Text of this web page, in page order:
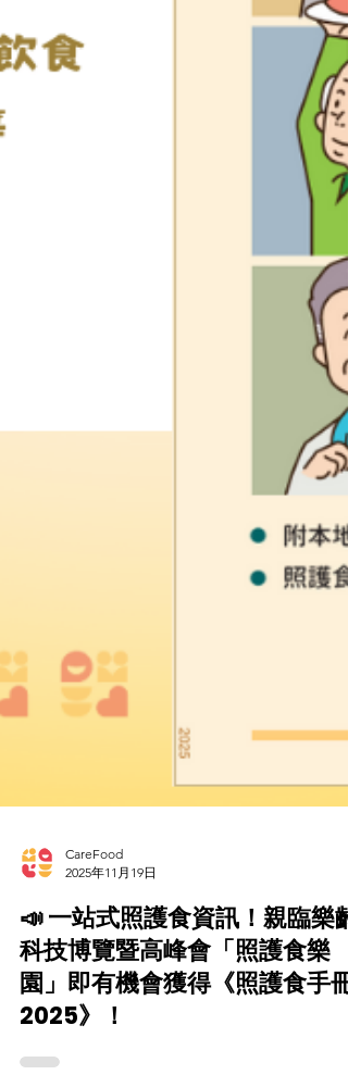
2025年11月19日
📣 一站式照護食資訊！親臨樂齡
科技博覽暨高峰會「照護食樂
園」即有機會獲得《照護食手冊
2025》！